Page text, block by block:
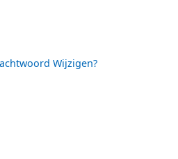
Wijzigen?